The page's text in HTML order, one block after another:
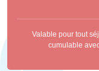
Valable pour tout
cumulable